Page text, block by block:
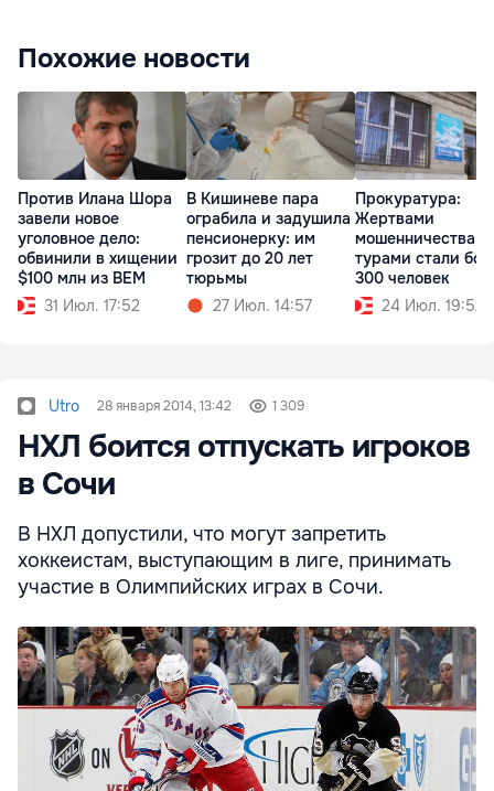
Похожие новости
Против Илана Шора
завели новое
уголовное дело:
обвинили в хищении
$100 млн из BEM
31 Июл. 17:52
В Кишиневе пара
ограбила и задушила
пенсионерку: им
грозит до 20 лет
тюрьмы
27 Июл. 14:57
Прокуратура:
Жертвами
мошенничества с
турами стали
300 человек
24 Июл. 19:52
Utro 28 января 2014, 13:42 1 309
НХЛ боится отпускать игроков
в Сочи
В НХЛ допустили, что могут запретить
хоккеистам, выступающим в лиге, принимать
участие в Олимпийских играх в Сочи.